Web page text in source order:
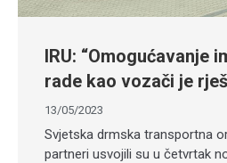
IRU: “Omogućavanje
rade kao vozači je
13/05/2023
Svjetska drmska transportna
partneri usvojili su u četvrtak